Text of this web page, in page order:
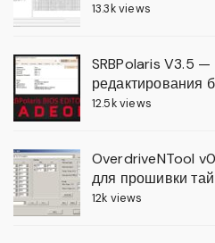
13.3k views
SRBPolaris V3.5
редактирования
12.5k views
OverdriveNTool
для прошивки
12k views